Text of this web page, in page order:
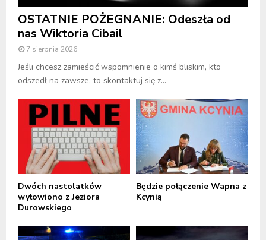
OSTATNIE POŻEGNANIE: Odeszła od
nas Wiktoria Cibail
7 sierpnia 2026
Jeśli chcesz zamieścić wspomnienie o kimś bliskim, kto
odszedł na zawsze, to skontaktuj się z...
Dwóch nastolatków
wyłowiono z Jeziora
Durowskiego
Będzie połączenie Wapna z
Kcynią